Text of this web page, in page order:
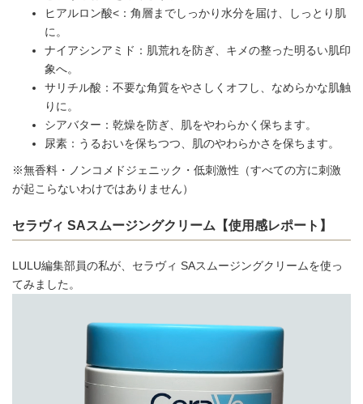
ヒアルロン酸<：角層までしっかり水分を届け、しっとり肌
に。
ナイアシンアミド：肌荒れを防ぎ、キメの整った明るい肌印
象へ。
サリチル酸：不要な角質をやさしくオフし、なめらかな肌触
りに。
シアバター：乾燥を防ぎ、肌をやわらかく保ちます。
尿素：うるおいを保ちつつ、肌のやわらかさを保ちます。
※無香料・ノンコメドジェニック・低刺激性（すべての方に刺激
が起こらないわけではありません）
セラヴィ SAスムージングクリーム【使用感レポート】
LULU編集部員の私が、セラヴィ SAスムージングクリームを使っ
てみました。